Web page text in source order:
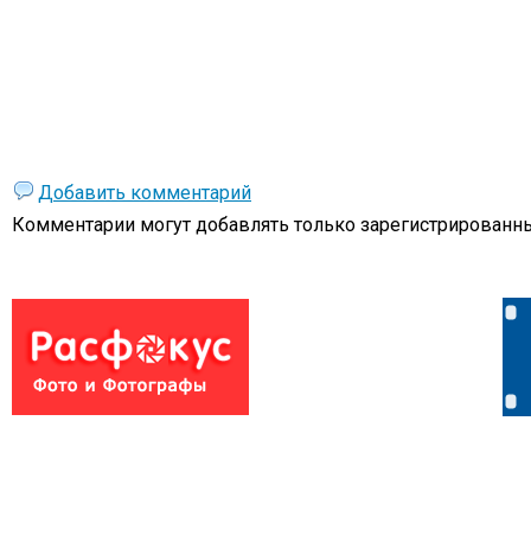
Добавить комментарий
Комментарии могут добавлять только